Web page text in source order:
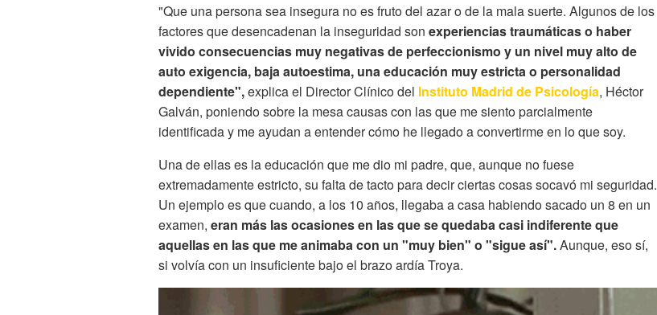
"Que una persona sea insegura no es fruto del azar o de la mala suerte. Algunos de los
factores que desencadenan la inseguridad son experiencias traumáticas o haber
vivido consecuencias muy negativas de perfeccionismo y un nivel muy alto de
auto exigencia, baja autoestima, una educación muy estricta o personalidad
dependiente",explica el Director Clínico del Instituto Madrid de Psicología, Héctor
Galván, poniendo sobre la mesa causas con las que me siento parcialmente
identificada y me ayudan a entender cómo he llegado a convertirme en lo que soy.
Una de ellas es la educación que me dio mi padre, que, aunque no fuese
extremadamente estricto, su falta de tacto para decir ciertas cosas socavó mi seguridad.
Un ejemplo es que cuando, a los 10 años, llegaba a casa habiendo sacado un 8 en un
examen, eran más las ocasiones en las que se quedaba casi indiferente que
aquellas en las que me animaba con un "muy bien" o "sigue así".Aunque, eso sí,
si volvía con un insuficiente bajo el brazo ardía Troya.